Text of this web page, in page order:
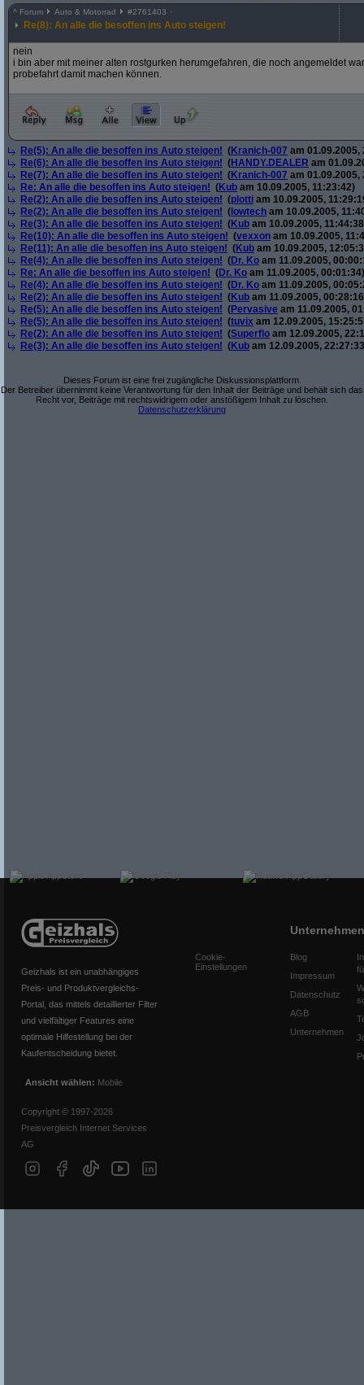
^ Forum Auto & Motorrad #2761403
Re(8): An alle die besoffen ins Auto steigen!
nein
i bin aber mit meiner alten rostgurken herumgefahren, die noch angemeldet
probefahrt damit machen können.
Re(5): An alle die besoffen ins Auto steigen! (Kranich-007 am 01.09.2005,
Re(6): An alle die besoffen ins Auto steigen! (HANDY.DEALER am
Re(7): An alle die besoffen ins Auto steigen! (Kranich-007 am 01.09.2005,
Re: An alle die besoffen ins Auto steigen! (Kub am 10.09.2005, 11:23:42)
Re(2): An alle die besoffen ins Auto steigen! (plotti am 10.09.2005,
Re(2): An alle die besoffen ins Auto steigen! ( lowtech am 10.09.2005,
Re(3): An alle die besoffen ins Auto steigen! (Kub am 10.09.2005,
Re(10): An alle die besoffen ins Auto steigen! (vexxon am 10.09.2005,
Re(11): An alle die besoffen ins Auto steigen! (Kub am 10.09.2005,
Re(4): An alle die besoffen ins Auto steigen! (Dr. Ko am 11.09.2005,
Re: An alle die besoffen ins Auto steigen! (Dr. Ko am 11.09.2005, 00:01:34)
Re(4): An alle die besoffen ins Auto steigen! (Dr. Ko am 11.09.2005,
Re(2): An alle die besoffen ins Auto steigen! (Kub am 11.09.2005,
Re(5): An alle die besoffen ins Auto steigen! (Pervasive am 11.09.2005,
Re(5): An alle die besoffen ins Auto steigen! (tuvix am 12.09.2005,
Re(2): An alle die besoffen ins Auto steigen! (Superflo am 12.09.2005,
Re(3): An alle die besoffen ins Auto steigen! (Kub am 12.09.2005,
Dieses Forum ist eine frei zugängliche Diskussionsplattform.
Der Betreiber übernimmt keine Verantwortung für den Inhalt der Beiträge und behält sich das
Recht vor, Beiträge mit rechtswidrigem oder anstößigem Inhalt zu löschen.
Datenschutzerklärung
Geizhals ist ein unabhängiges
Preis- und Produktvergleichs-
Portal, das mittels detaillierter Filter
und vielfältiger Features eine
optimale Hilfestellung bei der
Kaufentscheidung bietet.
Ansicht wählen: Mobile
Copyright © 1997-2026
Preisvergleich Internet Services
AG
Cookie-
Einstellungen
Unternehmen
Blog
Impressum
Datenschutz
AGB
Unternehmen